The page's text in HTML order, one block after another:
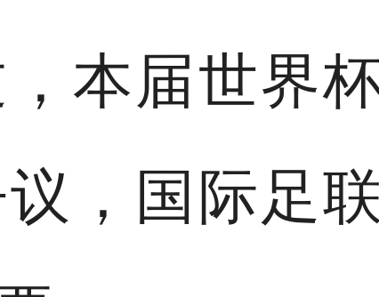
本届世界
，国际足